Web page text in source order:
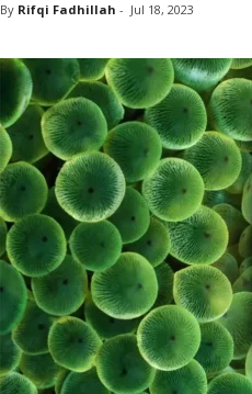
By Rifqi Fadhillah - Jul 18, 2023